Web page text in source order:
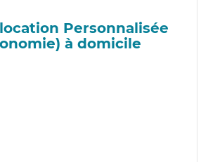
Personnalisée
à domicile